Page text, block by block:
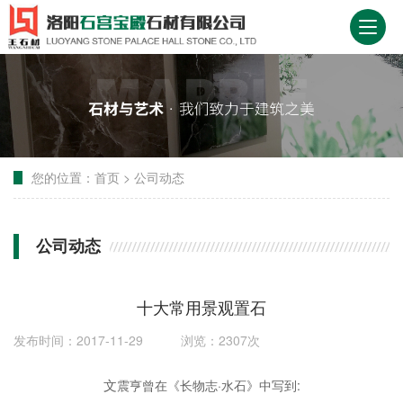
您的位置： 首页 > 公司动态
公司动态
十大常用景观置石
发布时间：2017-11-29 浏览：2307次
文震亨曾在《长物志·水石》中写到: